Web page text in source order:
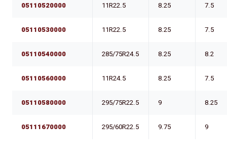
05110520000 11R22.5 8.25 7.5
05110530000 11R22.5 8.25 7.5
05110540000 285/75R24.5 8.25 8.2
05110560000 11R24.5 8.25 7.5
05110580000 295/75R22.5 9 8.25
05111670000 295/60R22.5 9.75 9